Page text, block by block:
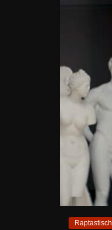
Raptastisch